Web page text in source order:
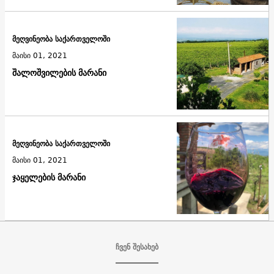
შალოშვილების მარანი
მეღვინეობა საქართველოში
მაისი 01, 2021
ჯაყელების მარანი
მეღვინეობა საქართველოში
მაისი 01, 2021
ჩვენ შესახებ